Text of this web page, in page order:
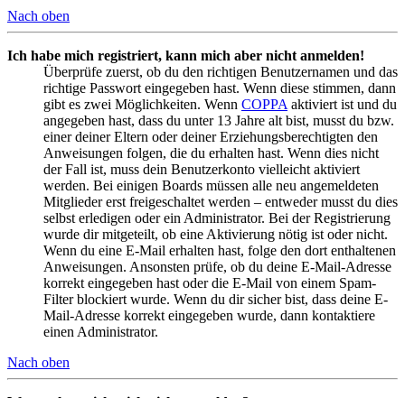
Nach oben
Ich habe mich registriert, kann mich aber nicht anmelden!
Überprüfe zuerst, ob du den richtigen Benutzernamen und das
richtige Passwort eingegeben hast. Wenn diese stimmen, dann
gibt es zwei Möglichkeiten. Wenn COPPA aktiviert ist und du
angegeben hast, dass du unter 13 Jahre alt bist, musst du bzw.
einer deiner Eltern oder deiner Erziehungsberechtigten den
Anweisungen folgen, die du erhalten hast. Wenn dies nicht
der Fall ist, muss dein Benutzerkonto vielleicht aktiviert
werden. Bei einigen Boards müssen alle neu angemeldeten
Mitglieder erst freigeschaltet werden – entweder musst du dies
selbst erledigen oder ein Administrator. Bei der Registrierung
wurde dir mitgeteilt, ob eine Aktivierung nötig ist oder nicht.
Wenn du eine E-Mail erhalten hast, folge den dort enthaltenen
Anweisungen. Ansonsten prüfe, ob du deine E-Mail-Adresse
korrekt eingegeben hast oder die E-Mail von einem Spam-
Filter blockiert wurde. Wenn du dir sicher bist, dass deine E-
Mail-Adresse korrekt eingegeben wurde, dann kontaktiere
einen Administrator.
Nach oben